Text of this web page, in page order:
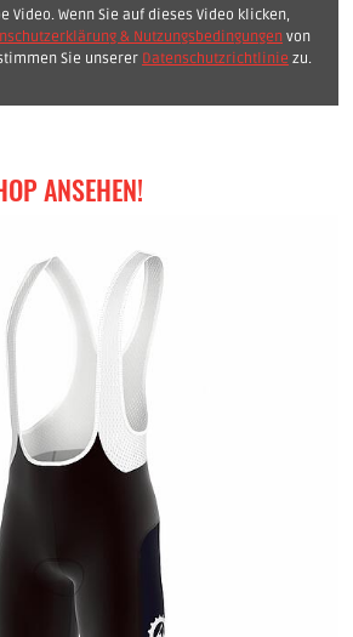
Video. Wenn Sie auf dieses Video klicken,
& Nutzungsbedingungen von
Sie unserer Datenschutzrichtlinie zu.
ANSEHEN!